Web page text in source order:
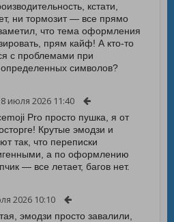
кстати,
ни тормозит — все прямо
что тема оформления
прям кайф! А кто-то
с проблемами при
символов?
8 июля 2026 11:40
Pro просто пушка, я от
Крутые эмодзи и
так, что переписки
а по оформлению
— все летает, багов нет.
2026 10:10
эмодзи просто завалили,